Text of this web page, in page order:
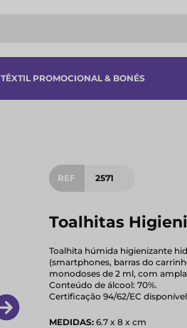
TÊXTIL PROMOCIONAL & BONÉS
REF 2571
Toalhitas
Toalhita húmida higienizante
(smartphones, barras do
monodoses de 2 ml, com
Conteúdo de álcool: 70%.
Certificação 94/62/EC
MEDIDAS:6.7 x 8 x cm